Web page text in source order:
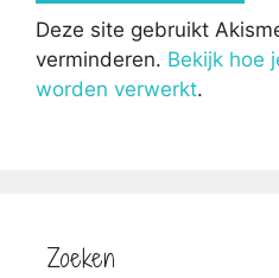
Deze site gebruikt
verminderen. Bekijk hoe
worden verwerkt.
Zoeken